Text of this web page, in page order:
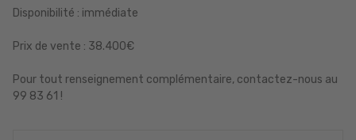
Disponibilité : immédiate
Prix de vente : 38.400€
Pour tout renseignement complémentaire, contactez-nous au
99 83 61 !